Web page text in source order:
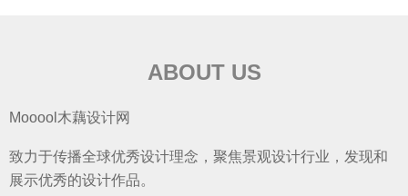
ABOUT US
Mooool木藕设计网
致力于传播全球优秀设计理念，聚焦景观设计行业，发现和
展示优秀的设计作品。